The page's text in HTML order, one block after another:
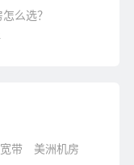
么选？
宽带
美洲机房